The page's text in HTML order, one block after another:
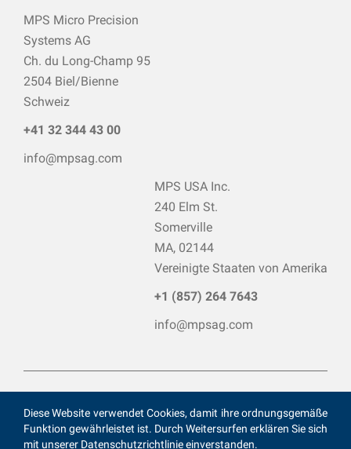
MPS Micro Precision
Systems AG
Ch. du Long-Champ 95
2504 Biel/Bienne
Schweiz
+41 32 344 43 00
info@mpsag.com
MPS USA Inc.
240 Elm St.
Somerville
MA, 02144
Vereinigte Staaten von Amerika
+1 (857) 264 7643
info@mpsag.com
MPS © 2025
Datenschutzrichtlinie
Diese Website verwendet Cookies, damit ihre ordnungsgemäße
Funktion gewährleistet ist. Durch Weitersurfen erklären Sie sich
mit unserer Datenschutzrichtlinie einverstanden.